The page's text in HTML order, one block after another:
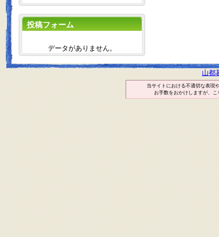
投稿フォーム
データがありません。
山都
当サイトにおける不適切な表現
お手数をおかけしますが、こ